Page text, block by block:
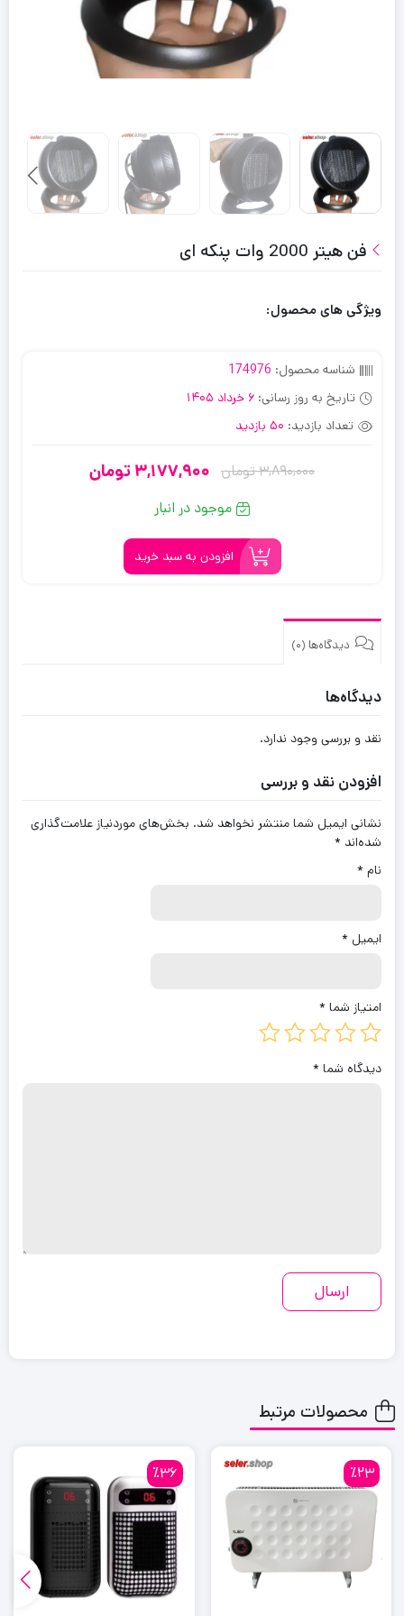
فن هیتر 2000 وات پنکه ای
ویژگی های محصول:
شناسه محصول: 174976
تاریخ به روز رسانی: 6 خرداد 1405
تعداد بازدید: 50 بازدید
3,890,000تومان
قیمت
اصلی:
3,890,000
تومان
3,177,900 تومان
قیمت
فعلی:
3,177,900
تومان.
موجود در انبار
افزودن به سبد خرید
دیدگاه‌ها (0)
دیدگاه‌ها
نقد و بررسی وجود ندارد.
افزودن نقد و بررسی
نشانی ایمیل شما منتشر نخواهد شد. بخش‌های موردنیاز علامت‌گذاری
شده‌اند *
نام *
ایمیل *
امتیاز شما *
دیدگاه شما *
محصولات مرتبط
٪23 ٪36